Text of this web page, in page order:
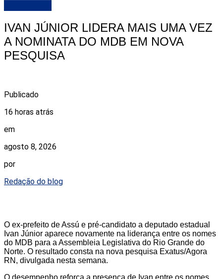
IVAN JÚNIOR LIDERA MAIS UMA VEZ
A NOMINATA DO MDB EM NOVA
PESQUISA
Publicado
16 horas atrás
em
agosto 8, 2026
por
Redação do blog
O ex-prefeito de Assú e pré-candidato a deputado estadual
Ivan Júnior aparece novamente na liderança entre os nomes
do MDB para a Assembleia Legislativa do Rio Grande do
Norte. O resultado consta na nova pesquisa Exatus/Agora
RN, divulgada nesta semana.